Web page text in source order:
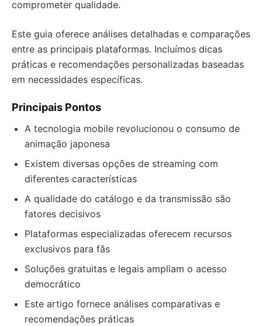
comprometer qualidade.
Este guia oferece análises detalhadas e comparações
entre as principais plataformas. Incluímos dicas
práticas e recomendações personalizadas baseadas
em necessidades específicas.
Principais Pontos
A tecnologia mobile revolucionou o consumo de
animação japonesa
Existem diversas opções de streaming com
diferentes características
A qualidade do catálogo e da transmissão são
fatores decisivos
Plataformas especializadas oferecem recursos
exclusivos para fãs
Soluções gratuitas e legais ampliam o acesso
democrático
Este artigo fornece análises comparativas e
recomendações práticas